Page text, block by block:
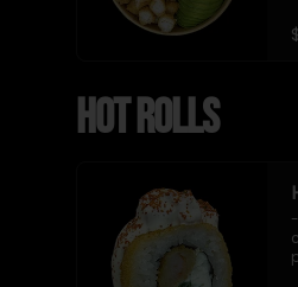
Hot Rolls